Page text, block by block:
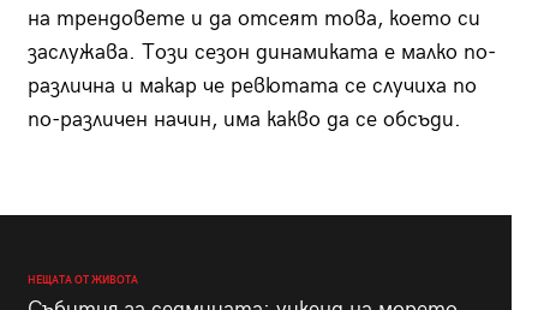
на трендовете и да отсеят това, което си
заслужава. Този сезон динамиката е малко по-
различна и макар че ревютата се случиха по
по-различен начин, има какво да се обсъди.
НЕЩАТА ОТ ЖИВОТА